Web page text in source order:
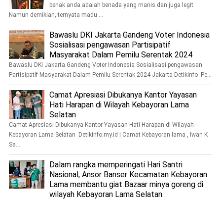
benak anda adalah benada yang manis dan juga legit.
Namun demikian, ternyata madu ...
Bawaslu DKI Jakarta Gandeng Voter Indonesia
Sosialisasi pengawasan Partisipatif
Masyarakat Dalam Pemilu Serentak 2024
Bawaslu DKI Jakarta Gandeng Voter Indonesia Sosialisasi pengawasan
Partisipatif Masyarakat Dalam Pemilu Serentak 2024 Jakarta Detikinfo .Pe...
Camat Apresiasi Dibukanya Kantor Yayasan
Hati Harapan di Wilayah Kebayoran Lama
Selatan
Camat Apresiasi Dibukanya Kantor Yayasan Hati Harapan di Wilayah
Kebayoran Lama Selatan Detikinfo.my.id | Camat Kebayoran lama , Iwan K
Sa...
Dalam rangka memperingati Hari Santri
Nasional, Ansor Banser Kecamatan Kebayoran
Lama membantu giat Bazaar minya goreng di
wilayah Kebayoran Lama Selatan.